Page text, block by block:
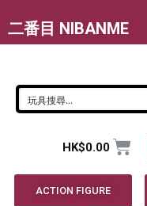
二番目 NIBANME
HK$0.00
ACTION FIGURE